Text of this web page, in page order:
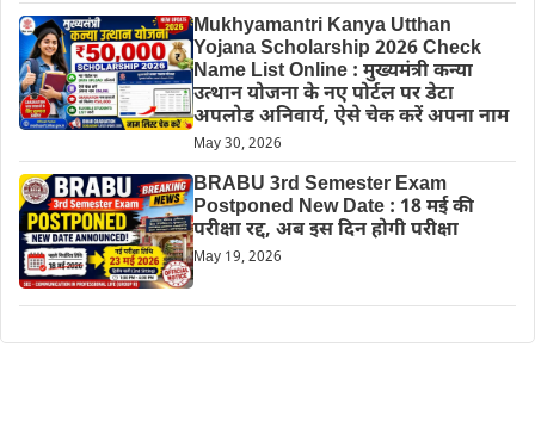
Mukhyamantri Kanya Utthan
Yojana Scholarship 2026 Check
Name List Online : मुख्यमंत्री कन्या
उत्थान योजना के नए पोर्टल पर डेटा
अपलोड अनिवार्य, ऐसे चेक करें अपना नाम
May 30, 2026
BRABU 3rd Semester Exam
Postponed New Date : 18 मई की
परीक्षा रद्द, अब इस दिन होगी परीक्षा
May 19, 2026